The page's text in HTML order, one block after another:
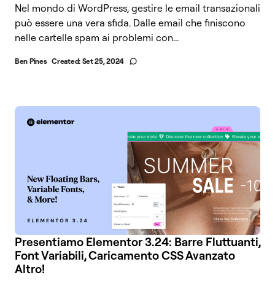
Nel mondo di WordPress, gestire le email transazionali
può essere una vera sfida. Dalle email che finiscono
nelle cartelle spam ai problemi con...
Ben Pines Created: Set 25, 2024
Presentiamo Elementor 3.24: Barre Fluttuanti,
Font Variabili, Caricamento CSS Avanzato
Altro!